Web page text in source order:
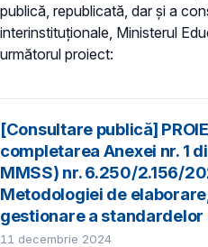
publică, republicată, dar și a
interinstituționale, Ministerul
următorul proiect:
[Consultare publică]
completarea Anexei nr. 1
MMSS) nr. 6.250/2.156/
Metodologiei de
gestionare a
11 decembrie 2024